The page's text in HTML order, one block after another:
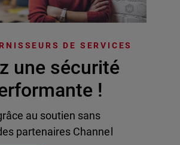
DE SERVICES
une sécurité
!
au soutien sans
partenaires Channel